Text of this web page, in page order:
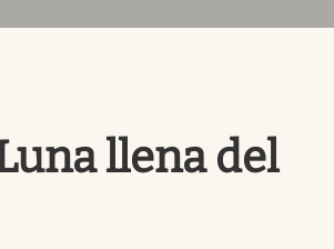
llena del